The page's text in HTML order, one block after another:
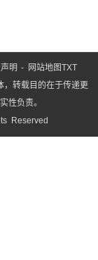
明 - 网站地图TXT
，转载目的在于传递更
性负责。
Reserved